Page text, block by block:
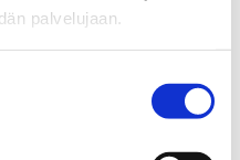
palvelujaan.